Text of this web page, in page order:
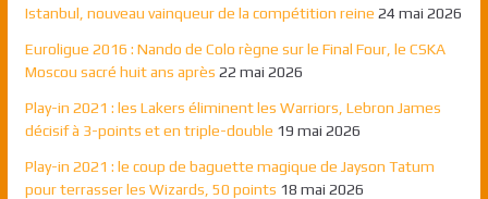
Istanbul, nouveau vainqueur de la compétition reine 24 mai 2026
Euroligue 2016 : Nando de Colo règne sur le Final Four, le CSKA
Moscou sacré huit ans après 22 mai 2026
Play-in 2021 : les Lakers éliminent les Warriors, Lebron James
décisif à 3-points et en triple-double 19 mai 2026
Play-in 2021 : le coup de baguette magique de Jayson Tatum
pour terrasser les Wizards, 50 points 18 mai 2026